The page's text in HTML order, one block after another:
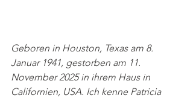
Geboren in Houston, Texas am 8.
Januar 1941, gestorben am 11.
November 2025 in ihrem Haus in
Californien, USA. Ich kenne Patricia